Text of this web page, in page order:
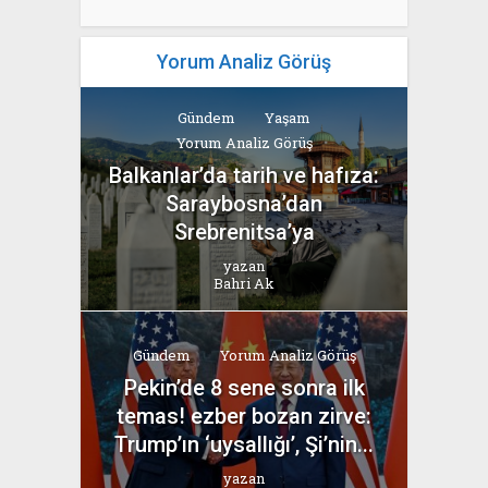
Yorum Analiz Görüş
Gündem
Yaşam
Yorum Analiz Görüş
Balkanlar’da tarih ve hafıza:
Saraybosna’dan
Srebrenitsa’ya
yazan
Bahri Ak
Gündem Yorum Analiz Görüş
Pekin’de 8 sene sonra ilk
temas! ezber bozan zirve:
Trump’ın ‘uysallığı’, Şi’nin...
yazan